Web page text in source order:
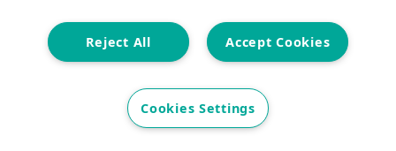
Construidos
3
Et. EnergéticaCons.E
Accept Cookies
Reject All
Cookies Settings